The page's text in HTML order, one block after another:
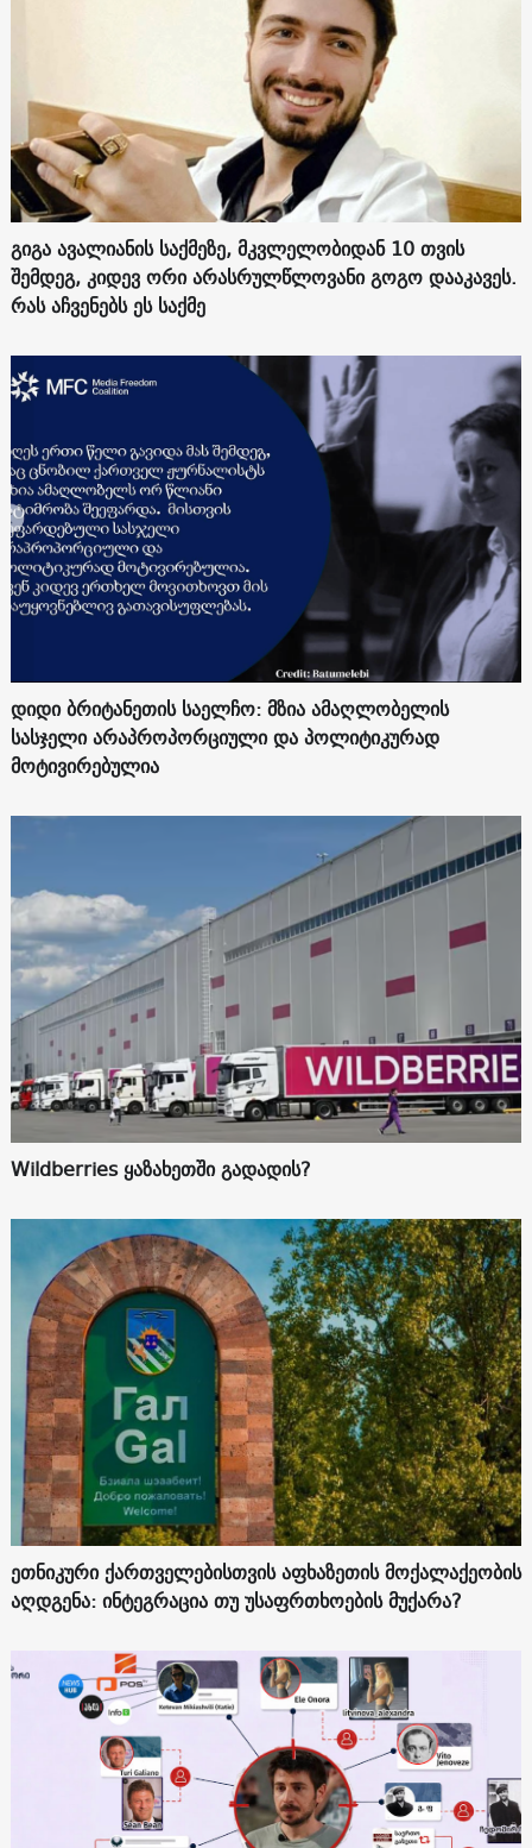
გიგა ავალიანის საქმეზე, მკვლელობიდან 10 თვის
შემდეგ, კიდევ ორი არასრულწლოვანი გოგო დააკავეს.
რას აჩვენებს ეს საქმე
დიდი ბრიტანეთის საელჩო: მზია ამაღლობელის
სასჯელი არაპროპორციული და პოლიტიკურად
მოტივირებულია
Wildberries ყაზახეთში გადადის?
ეთნიკური ქართველებისთვის აფხაზეთის მოქალაქეობის
აღდგენა: ინტეგრაცია თუ უსაფრთხოების მუქარა?